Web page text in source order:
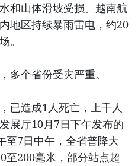
和山体滑坡受损。越南航
地区持续暴雨雷电，约20
。
多个省份受灾严重。
已造成1人死亡，上千人
展厅10月7日下午发布的
至7日中午，全省普降大
至200毫米，部分站点超